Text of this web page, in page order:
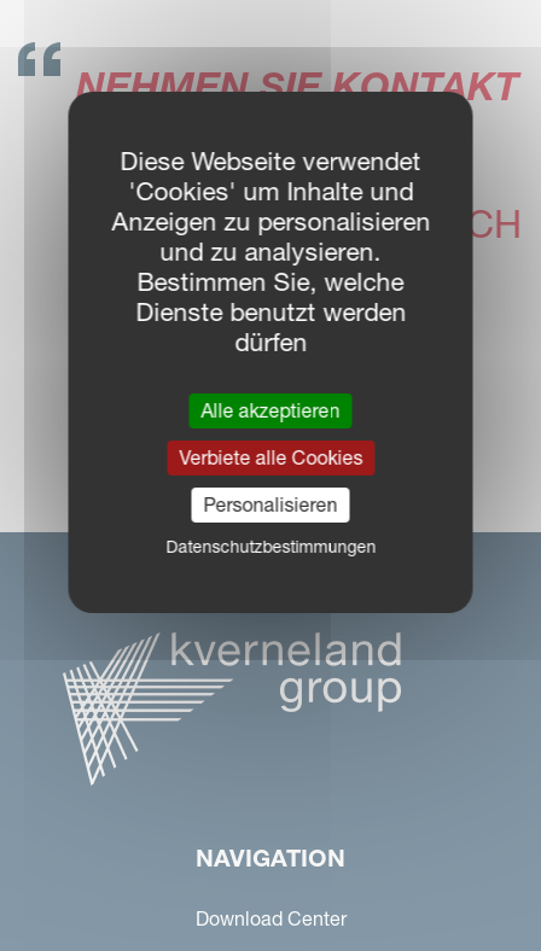
NEHMEN SIE KONTAKT
UNSERE VICON
HÄNDLER FREUEN SICH
IHNEN
WEITERZUHELFEN
HÄNDLERSUCHE
NAVIGATION
Download Center
Diese Webseite verwendet
'Cookies' um Inhalte und
Anzeigen zu personalisieren
und zu analysieren.
Bestimmen Sie, welche
Dienste benutzt werden
dürfen
Alle akzeptieren
Verbiete alle Cookies
Personalisieren
Datenschutzbestimmungen